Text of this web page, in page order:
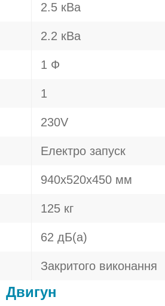
2.5 кВа
2.2 кВа
1 Ф
1
230V
Електро запуск
940х520х450 мм
125 кг
62 дБ(а)
Закритого виконання
Двигун